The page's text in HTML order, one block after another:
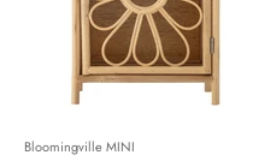
Bloomingville MINI